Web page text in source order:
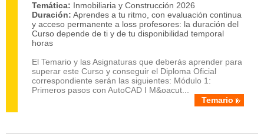
Temática: Inmobiliaria y Construcción 2026
Duración: Aprendes a tu ritmo, con evaluación continua
y acceso permanente a loss profesores: la duración del
Curso depende de ti y de tu disponibilidad temporal
horas
El Temario y las Asignaturas que deberás aprender para
superar este Curso y conseguir el Diploma Oficial
correspondiente serán las siguientes: Módulo 1:
Primeros pasos con AutoCAD I M&oacut...
Temario